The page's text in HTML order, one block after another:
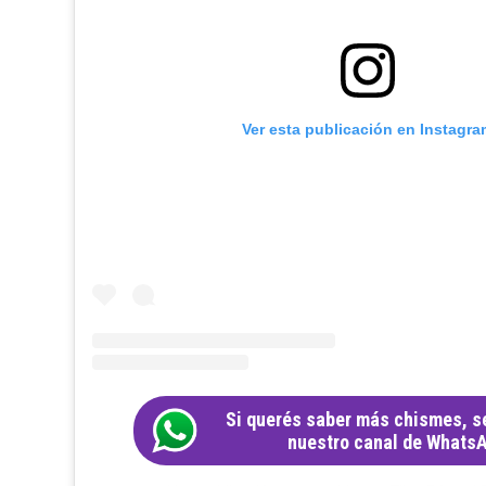
Ver esta publicación en
Si querés saber más chismes,
nuestro canal de